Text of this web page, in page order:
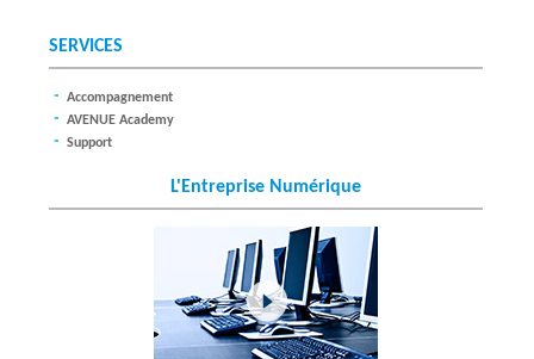
O
L
U
I
SERVICES
Accompagnement
AVENUE Academy
Support
L'Entreprise Numérique